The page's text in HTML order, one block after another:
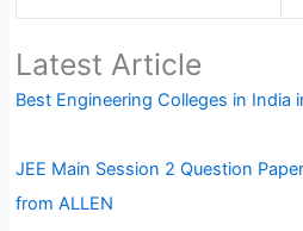
Latest Article
Best Engineering Colleges in India
JEE Main Session 2 Question
from ALLEN